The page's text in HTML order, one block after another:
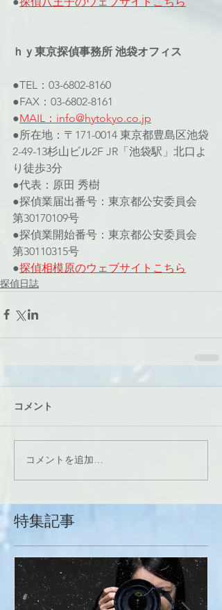
ｈｙ東京探偵事務所 池袋オフィス
●TEL：03-6802-8160
●FAX：03-6802-8161
●MAIL：info@hytokyo.co.jp
●所在地：〒171-0014 東京都豊島区池袋
2-49-13杉山ビル2F JR「池袋駅」北口よ
り徒歩3分
●代表：原田 秀樹
●探偵業届出番号：東京都公安委員会
第30170109号
●探偵業開始番号：東京都公安委員会
第30110315号
●探偵相模原のウェブサイト こちら
探偵日誌
コメント
コメントを追加…
特集記事